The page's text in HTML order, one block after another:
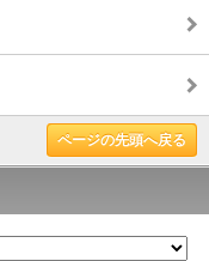
ページの先頭へ戻る